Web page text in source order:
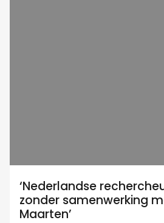
‘Nederlandse
zonder samenwerking
Maarten’